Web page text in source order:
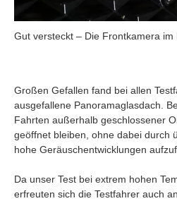
Gut versteckt – Die Frontkamera im
Großen Gefallen fand bei allen
ausgefallene Panoramaglasdach.
Fahrten außerhalb geschlossener
geöffnet bleiben, ohne dabei durch
hohe Geräuschentwicklungen
Da unser Test bei extrem hohen
erfreuten sich die Testfahrer auch